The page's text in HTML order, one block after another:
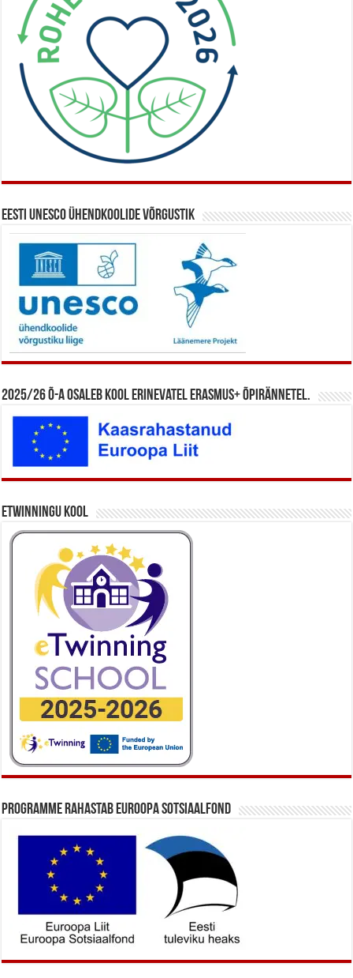
Eesti UNESCO ühendkoolide võrgustik
2025/26 õ-a osaleb kool erinevatel Erasmus+ õpirännetel.
eTwinningu kool
Programme rahastab Euroopa Sotsiaalfond